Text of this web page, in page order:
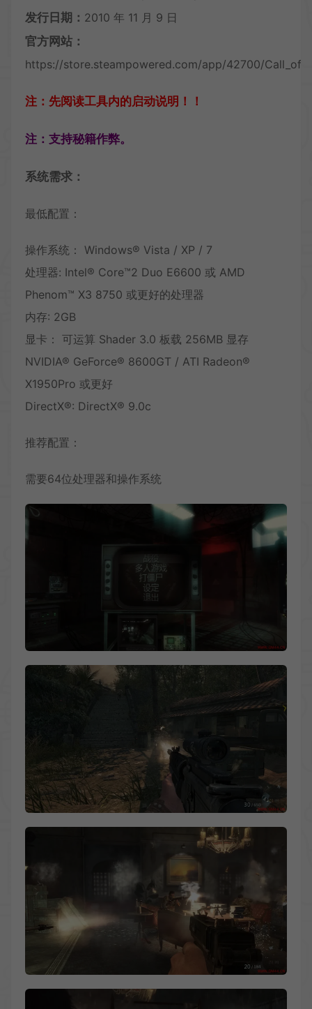
发行日期： 2010 年 11 月 9 日
官方网站：
https://store.steampowered.com/app/42700/
注：先阅读工具内的启动说明！！
注：支持秘籍作弊。
系统需求：
最低配置：
操作系统： Windows® Vista / XP / 7
处理器: Intel® Core™2 Duo E6600 或 AMD
Phenom™ X3 8750 或更好的处理器
内存: 2GB
显卡： 可运算 Shader 3.0 板载 256MB 显存
NVIDIA® GeForce® 8600GT / ATI Radeon®
X1950Pro 或更好
DirectX®: DirectX® 9.0c
推荐配置：
需要64位处理器和操作系统